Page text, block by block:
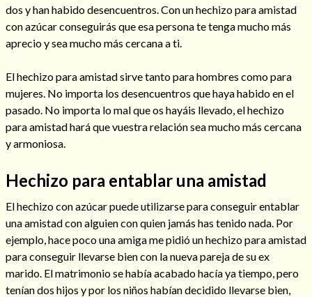
Amarre para recuperar a mi pareja
Cómo alejar a la amante de mi esposo
dos y han habido desencuentros. Con un hechizo para amistad
con azúcar conseguirás que esa persona te tenga mucho más
aprecio y sea mucho más cercana a ti.
El hechizo para amistad sirve tanto para hombres como para
mujeres. No importa los desencuentros que haya habido en el
pasado. No importa lo mal que os hayáis llevado, el hechizo
para amistad hará que vuestra relación sea mucho más cercana
y armoniosa.
Hechizo para entablar una amistad
El hechizo con azúcar puede utilizarse para conseguir entablar
una amistad con alguien con quien jamás has tenido nada. Por
ejemplo, hace poco una amiga me pidió un hechizo para amistad
para conseguir llevarse bien con la nueva pareja de su ex
marido. El matrimonio se había acabado hacía ya tiempo, pero
tenían dos hijos y por los niños habían decidido llevarse bien,